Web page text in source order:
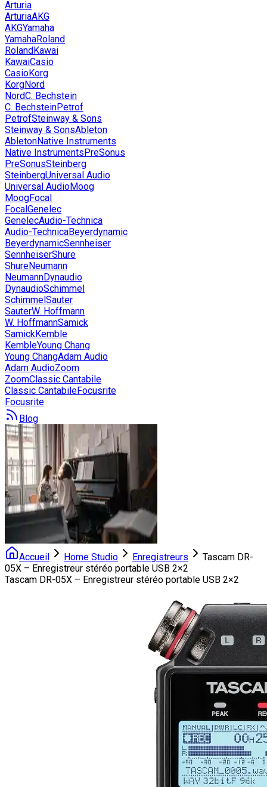
Arturia
ArturiaAKG
AKGYamaha
YamahaRoland
RolandKawai
KawaiCasio
CasioKorg
KorgNord
NordC. Bechstein
C. BechsteinPetrof
PetrofSteinway & Sons
Steinway & SonsAbleton
AbletonNative Instruments
Native InstrumentsPreSonus
PreSonusSteinberg
SteinbergUniversal Audio
Universal AudioMoog
MoogFocal
FocalGenelec
GenelecAudio-Technica
Audio-TechnicaBeyerdynamic
BeyerdynamicSennheiser
SennheiserShure
ShureNeumann
NeumannDynaudio
DynaudioSchimmel
SchimmelSauter
SauterW. Hoffmann
W. HoffmannSamick
SamickKemble
KembleYoung Chang
Young ChangAdam Audio
Adam AudioZoom
ZoomClassic Cantabile
Classic CantabileFocusrite
Focusrite
Blog
Accueil Home Studio Enregistreurs
Tascam DR-
05X – Enregistreur stéréo portable USB 2×2
Tascam DR-05X – Enregistreur stéréo portable USB 2×2